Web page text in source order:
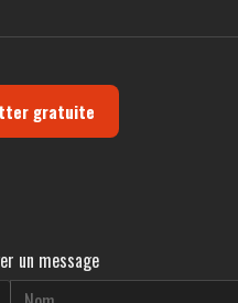
gratuite
un message